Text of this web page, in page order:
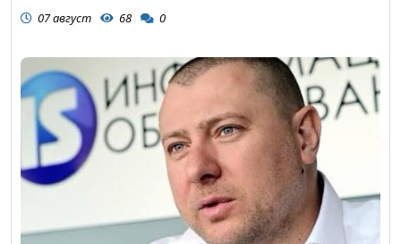
07 август 68 0